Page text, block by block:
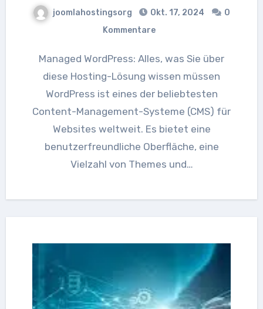
joomlahostingsorg Okt. 17, 2024
0
Kommentare
Managed WordPress: Alles, was Sie über
diese Hosting-Lösung wissen müssen
WordPress ist eines der beliebtesten
Content-Management-Systeme (CMS) für
Websites weltweit. Es bietet eine
benutzerfreundliche Oberfläche, eine
Vielzahl von Themes und…